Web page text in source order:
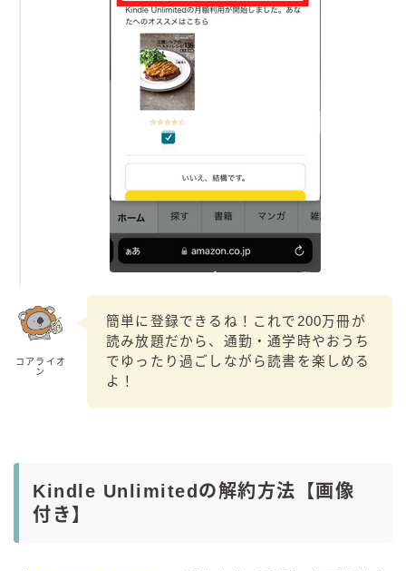
コアライオ
ン
簡単に登録できるね！これで200万冊が
読み放題だから、通勤・通学時やおうち
でゆったり過ごしながら読書を楽しめる
よ！
Kindle Unlimitedの解約方法【画像
付き】